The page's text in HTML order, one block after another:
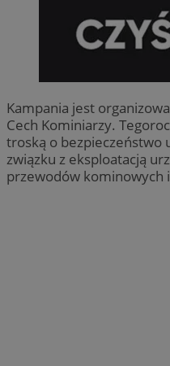
Kampania jest
Cech Kominiarzy.
troską o bezpieczeństwo
związku z eksploatacją
przewodów kominowych